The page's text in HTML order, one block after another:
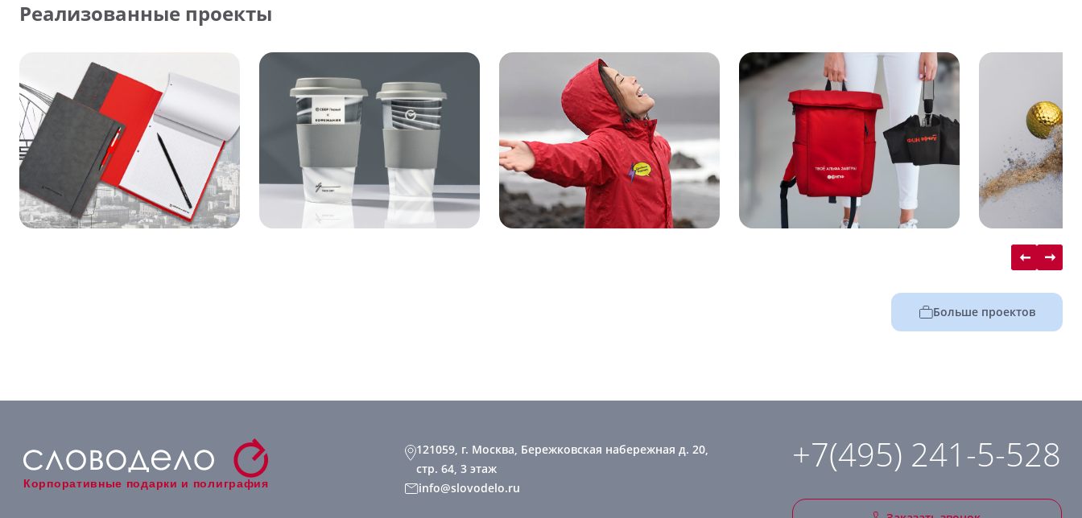
Реализованные проекты
Больше проектов
Корпоративные подарки и полиграфия
121059, г. Москва, Бережковская набережная д. 20,
стр. 64, 3 этаж
info@slovodelo.ru
+7(495) 241-5-528